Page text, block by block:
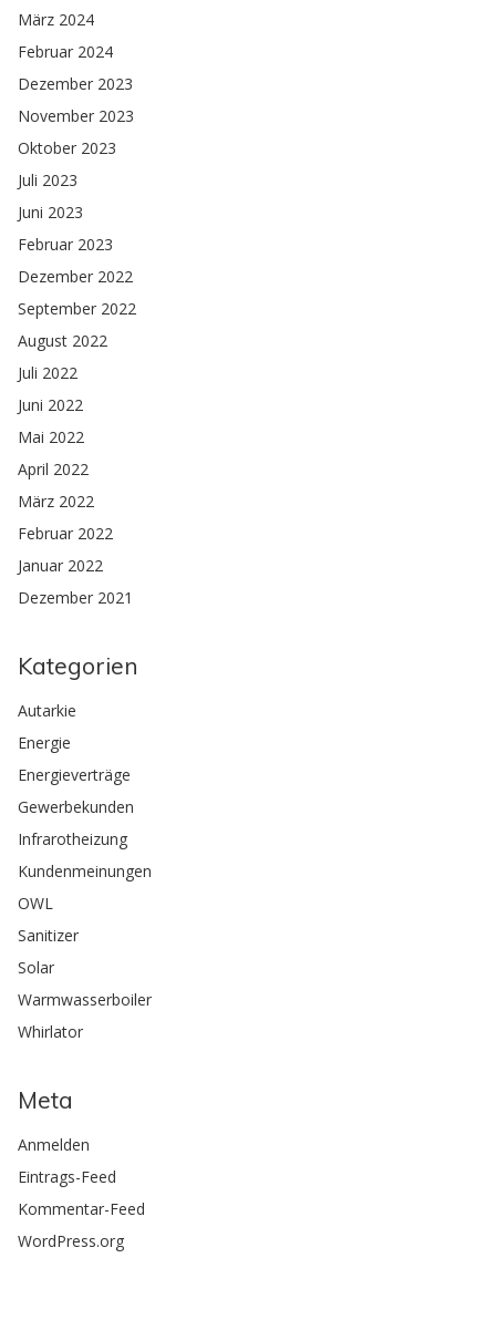
März 2024
Februar 2024
Dezember 2023
November 2023
Oktober 2023
Juli 2023
Juni 2023
Februar 2023
Dezember 2022
September 2022
August 2022
Juli 2022
Juni 2022
Mai 2022
April 2022
März 2022
Februar 2022
Januar 2022
Dezember 2021
Kategorien
Autarkie
Energie
Energieverträge
Gewerbekunden
Infrarotheizung
Kundenmeinungen
OWL
Sanitizer
Solar
Warmwasserboiler
Whirlator
Meta
Anmelden
Eintrags-Feed
Kommentar-Feed
WordPress.org